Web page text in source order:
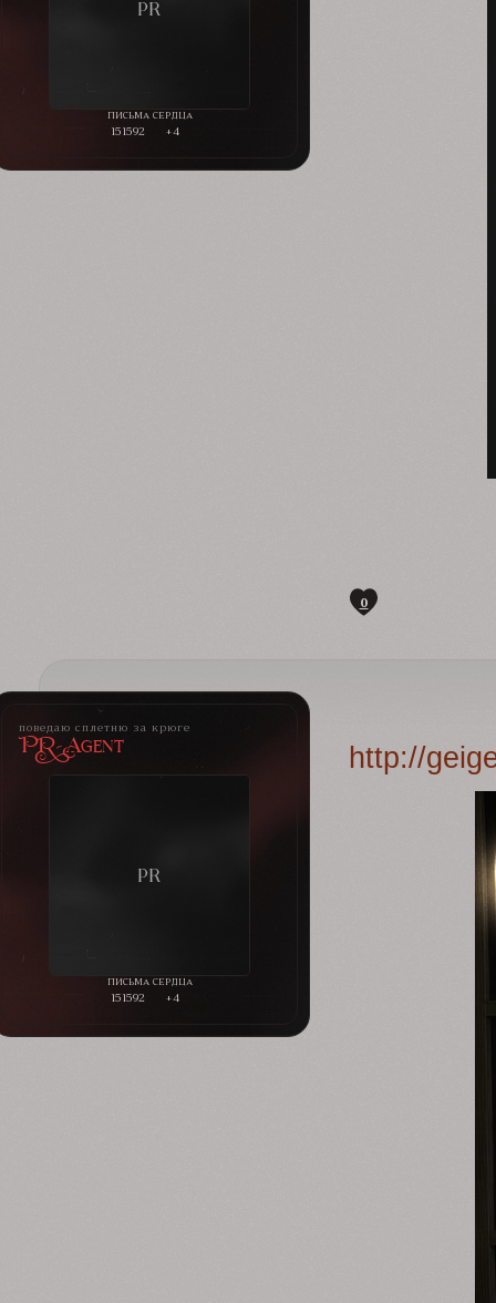
151592 +4
0
поведаю сплетню за крюге
PR-Agent
151592 +4
http://